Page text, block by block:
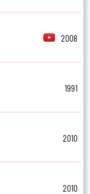
2008
1991
2010
2010